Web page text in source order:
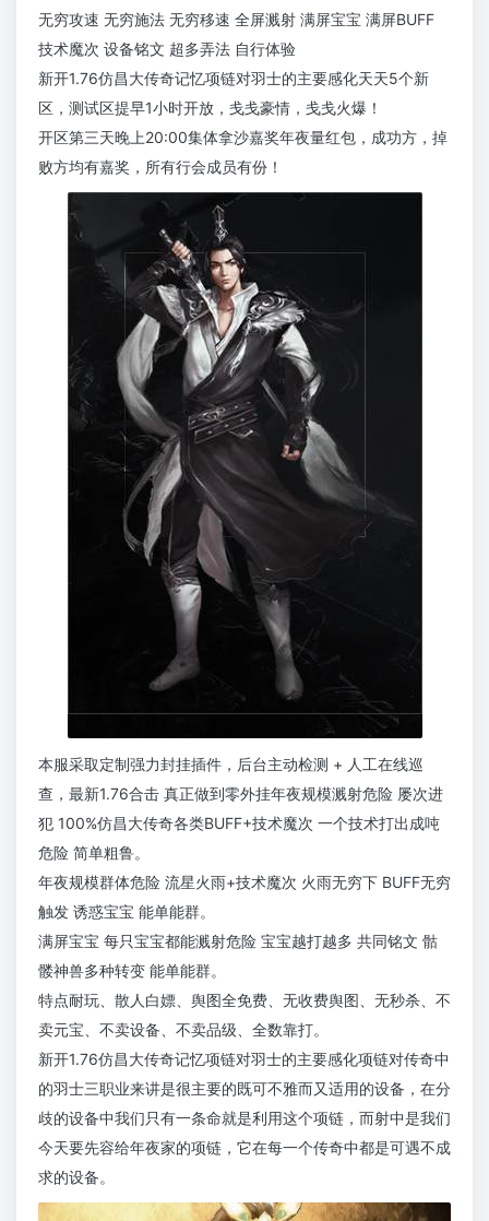
无穷攻速 无穷施法 无穷移速 全屏溅射 满屏宝宝 满屏BUFF
技术魔次 设备铭文 超多弄法 自行体验
新开1.76仿昌大传奇记忆项链对羽士的主要感化天天5个新
区，测试区提早1小时开放，戋戋豪情，戋戋火爆！
开区第三天晚上20:00集体拿沙嘉奖年夜量红包，成功方，掉
败方均有嘉奖，所有行会成员有份！
本服采取定制强力封挂插件，后台主动检测 + 人工在线巡
查，最新1.76合击 真正做到零外挂年夜规模溅射危险 屡次进
犯 100%仿昌大传奇各类BUFF+技术魔次 一个技术打出成吨
危险 简单粗鲁。
年夜规模群体危险 流星火雨+技术魔次 火雨无穷下 BUFF无穷
触发 诱惑宝宝 能单能群。
满屏宝宝 每只宝宝都能溅射危险 宝宝越打越多 共同铭文 骷
髅神兽多种转变 能单能群。
特点耐玩、散人白嫖、舆图全免费、无收费舆图、无秒杀、不
卖元宝、不卖设备、不卖品级、全数靠打。
新开1.76仿昌大传奇记忆项链对羽士的主要感化项链对传奇中
的羽士三职业来讲是很主要的既可不雅而又适用的设备，在分
歧的设备中我们只有一条命就是利用这个项链，而射中是我们
今天要先容给年夜家的项链，它在每一个传奇中都是可遇不成
求的设备。